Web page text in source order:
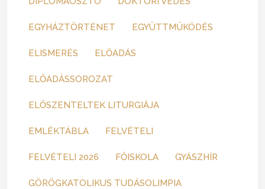
EGYHÁZTÖRTÉNET EGYÜTTMŰKÖDÉS
ELISMERÉS ELŐADÁS
ELŐADÁSSOROZAT
ELŐSZENTELTEK LITURGIÁJA
EMLÉKTÁBLA FELVÉTELI
FELVÉTELI 2026 FŐISKOLA GYÁSZHÍR
GÖRÖGKATOLIKUS TUDÁSOLIMPIA